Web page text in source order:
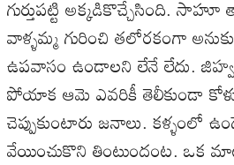
గుర్తుపట్టి అక్కడికొచ్చేసింది.
వాళ్ళమ్మ గురించి తలోరకంగా
ఉపవాసం ఉండాలని లేనే లేదు.
పోయాక ఆమె ఎవరికీ తెలీకుండా
చెప్పుకుంటారు జనాలు. కళ్ళంలో
వేయించుకొని తింటుందంట. ఒక